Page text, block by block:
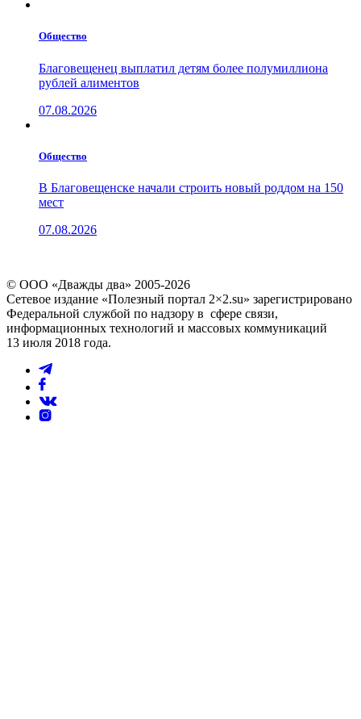
Общество
Благовещенец выплатил детям более полумиллиона
рублей алиментов
07.08.2026
Общество
В Благовещенске начали строить новый роддом на 150
мест
07.08.2026
© ООО «Дважды два» 2005-2026
Сетевое издание «Полезный портал 2×2.su» зарегистрировано
Федеральной службой по надзору в сфере связи,
информационных технологий и массовых коммуникаций
13 июля 2018 года.